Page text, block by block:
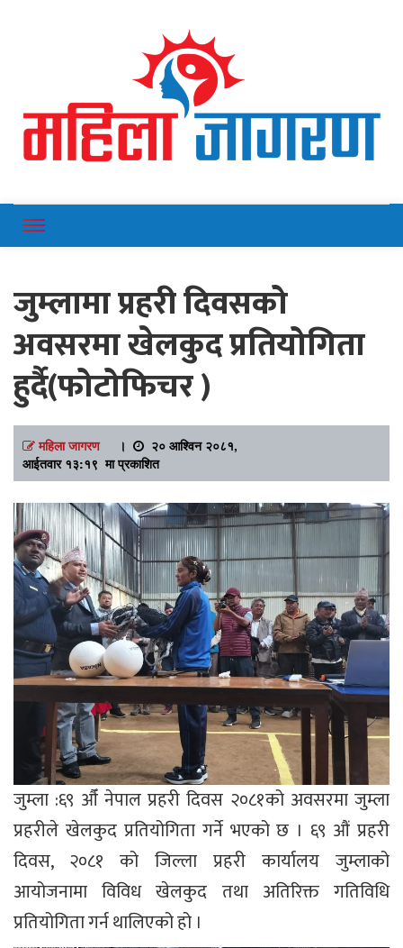
Mahilajagaran
जुम्लामा प्रहरी दिवसको
अवसरमा खेलकुद प्रतियोगिता
हुर्दै(फोटोफिचर )
महिला जागरण।
२० आश्विन २०८१,
आईतवार १३:१९ मा प्रकाशित
जुम्ला :६९ औँ नेपाल प्रहरी दिवस २०८१को अवसरमा जुम्ला
प्रहरीले खेलकुद प्रतियोगिता गर्ने भएको छ । ६९ औं प्रहरी
दिवस, २०८१ को जिल्ला प्रहरी कार्यालय जुम्लाको
आयोजनामा विविध खेलकुद तथा अतिरिक्त गतिविधि
प्रतियोगिता गर्न थालिएको हो ।